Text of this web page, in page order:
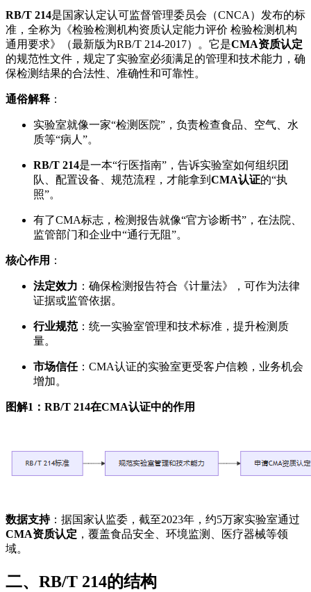
RB/T 214是国家认定认可监督管理委员会（CNCA）发布的标
准，全称为《检验检测机构资质认定能力评价 检验检测机构
通用要求》（最新版为RB/T 214-2017）。它是CMA资质认定
的规范性文件，规定了实验室必须满足的管理和技术能力，确
保检测结果的合法性、准确性和可靠性。
通俗解释 ：
实验室就像一家“检测医院”，负责检查食品、空气、水
质等“病人”。
RB/T 214是一本“行医指南”，告诉实验室如何组织团
队、配置设备、规范流程，才能拿到 CMA认证的“执
照”。
有了CMA标志，检测报告就像“官方诊断书”，在法院、
监管部门和企业中“通行无阻”。
核心作用 ：
法定效力 ：确保检测报告符合《计量法》，可作为法律
证据或监管依据。
行业规范：统一实验室管理和技术标准，提升检测质
量。
市场信任：CMA认证的实验室更受客户信赖，业务机会
增加。
图解1：RB/T 214在CMA认证中的作用
数据支持：据国家认监委，截至2023年，约5万家实验室通过
CMA资质认定 ，覆盖食品安全、环境监测、医疗器械等领
域。
二、RB/T 214的结构